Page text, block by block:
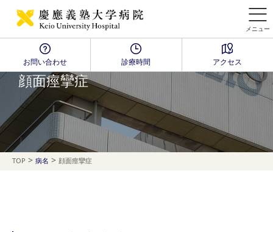
メニュー
お問い合わせ 診療時間 アクセス
Disease Name Search
顔面痙攣症
TOP > 病名 > 顔面痙攣症